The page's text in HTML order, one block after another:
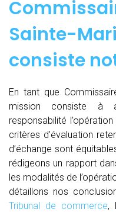
Sainte-
consiste
En tant que
mission consiste à
responsabilité
critères d’évaluation
d’échange sont
rédigeons un rapport
les modalités de
détaillons nos
Tribunal de commerce,